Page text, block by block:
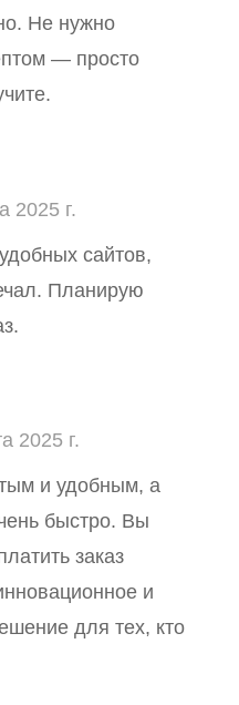
Не нужно
— просто
2025 г.
сайтов,
Планирую
2025 г.
и удобным, а
быстро. Вы
заказ
и
для тех, кто